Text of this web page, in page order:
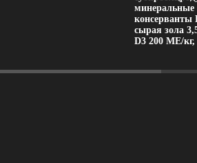
минеральные
консерванты
сырая зола
D3 200 МЕ/кг,